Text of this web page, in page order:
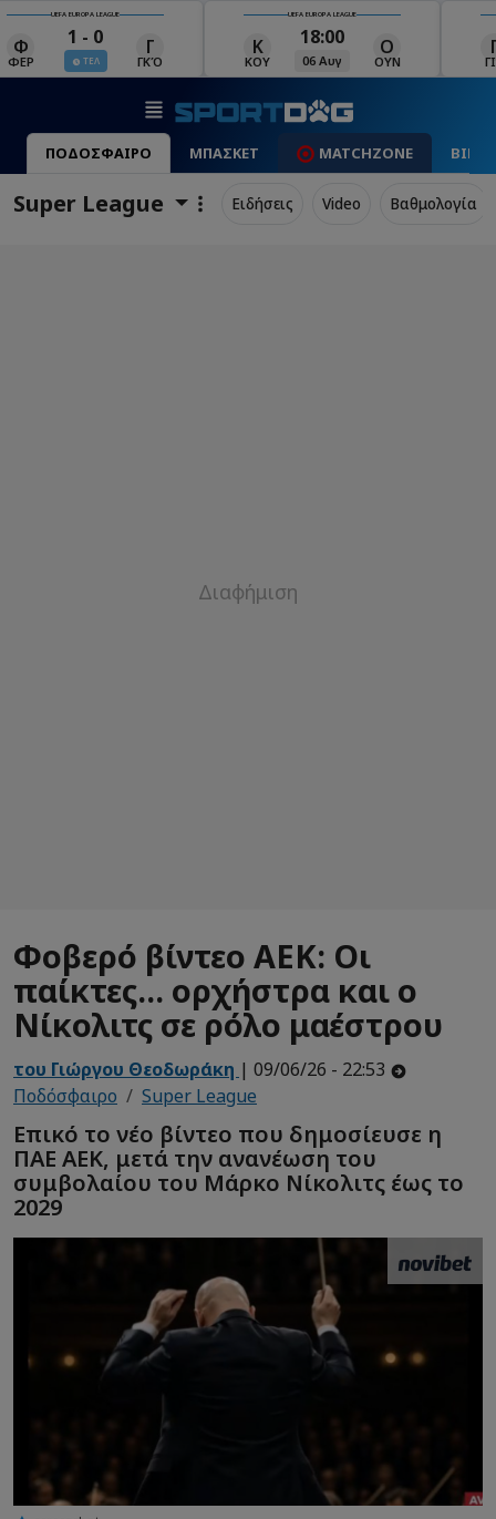
UEFA EUROPA LEAGUE
Κ 18:00
06 Αυγ ΟΥΝ
UEFA EUROPA LEAGUE
ΓΙΑ
19:00
06 Αυγ
Ρ
ΡΈΙ ΜΑΚ
ΠΟΔΟΣΦΑΙΡΟ ΜΠΑΣΚΕΤ MATCHZONE
Super League Ειδήσεις Video Βαθμολογία
Φοβερό βίντεο ΑΕΚ: Οι
παίκτες... ορχήστρα και ο
Νίκολιτς σε ρόλο μαέστρου
του Γιώργου Θεοδωράκη | 09/06/26 - 22:53
Ποδόσφαιρο
Super League
Επικό το νέο βίντεο που δημοσίευσε η
ΠΑΕ ΑΕΚ, μετά την ανανέωση του
συμβολαίου του Μάρκο Νίκολιτς έως το
2029